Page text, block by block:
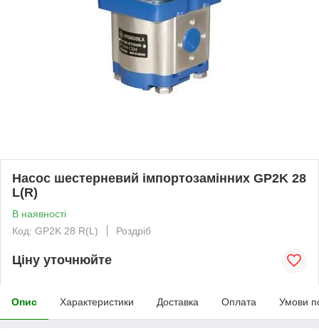
Насос шестерневий імпортозамінних GP2K 28
L(R)
В наявності
Код: GP2K 28 R(L)
Роздріб
Ціну уточнюйте
Опис Характеристики Доставка Оплата Умови